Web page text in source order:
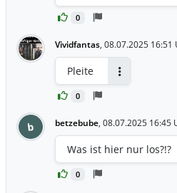
0
Vividfantas, 08.07.2025 16:51
0
Pleite
b betzebube, 08.07.2025 16:45
0
Was ist hier nur los?!?